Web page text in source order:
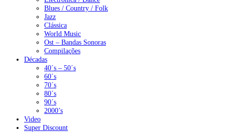
Blues / Country / Folk
Jazz
Clássica
World Music
Ost – Bandas Sonoras
Compilações
Décadas
40´s – 50´s
60´s
70´s
80´s
90´s
2000’s
Video
Super Discount